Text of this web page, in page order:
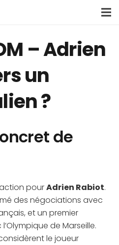
– Adrien
un
?
de
pourAdrien Rabiot.
des négociations avec
et un premier
de Marseille.
le joueur